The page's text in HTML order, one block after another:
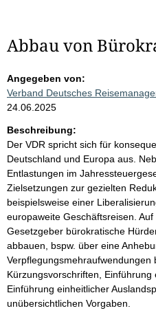
Abbau von
Angegeben von:
Verband Deutsches
24.06.2025
Beschreibung:
Der VDR spricht sich für
Deutschland und Europa aus.
Entlastungen im
Zielsetzungen zur gezielten
beispielsweise einer
europaweite Geschäftsreisen.
Gesetzgeber bürokratische
abbauen, bspw. über eine
Verpflegungsmehraufwendungen
Kürzungsvorschriften, Einführung
Einführung einheitlicher
unübersichtlichen Vorgaben.